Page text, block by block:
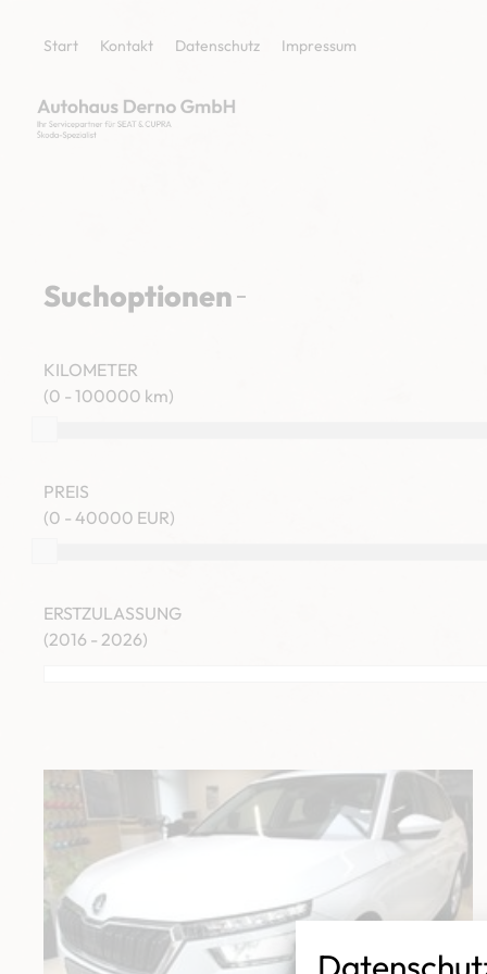
Start Kontakt Datenschutz Impressum
Suchoptionen
KILOMETER
0 - 100000 km
PREIS
0 - 40000 EUR
ERSTZULASSUNG
2016 - 2026